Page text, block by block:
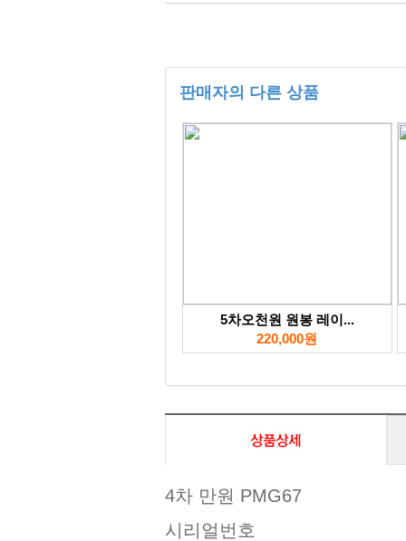
판매자의 다른 상품
5차오천원 원봉 레이...
220,000원
4차 만원 PMG67
시리얼번호